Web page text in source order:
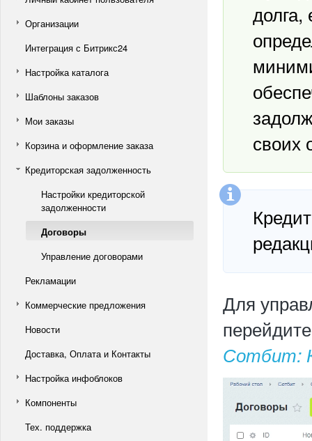
Организации
Интеграция с Битрикс24
Настройка каталога
Шаблоны заказов
Мои заказы
Корзина и оформление заказа
Кредиторская задолженность
Настройки кредиторской
задолженности
Договоры
Управление договорами
Рекламации
Коммерческие предложения
Новости
Доставка, Оплата и Контакты
Настройка инфоблоков
Компоненты
Тех. поддержка
долга,
своих
Для
Сотбит: